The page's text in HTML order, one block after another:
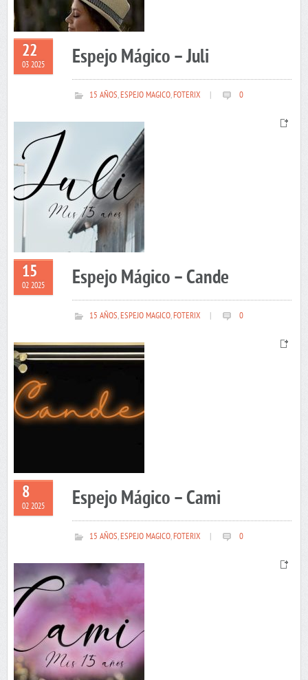
22
03 2025 Espejo Mágico – Juli
15 AÑOS,ESPEJO MAGICO,FOTERIX 0
15
02 2025 Espejo Mágico – Cande
15 AÑOS,ESPEJO MAGICO,FOTERIX 0
8
02 2025 Espejo Mágico – Cami
15 AÑOS,ESPEJO MAGICO,FOTERIX 0